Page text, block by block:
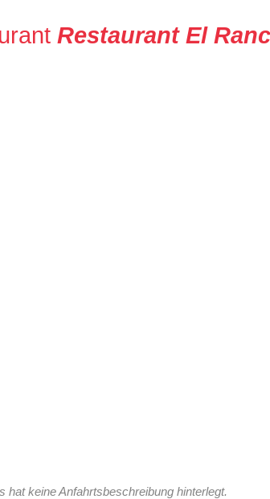
Restaurant El
keine Anfahrtsbeschreibung hinterlegt.